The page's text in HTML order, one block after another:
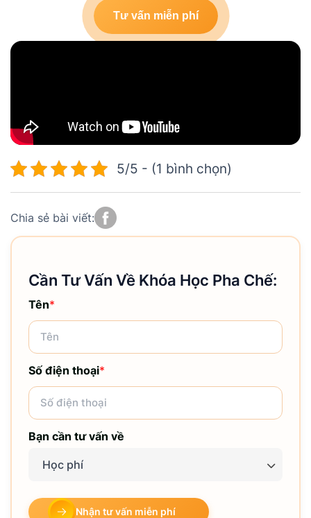
Tư vấn miễn phí
5/5 - (1 bình chọn)
Chia sẻ bài viết:
Cần Tư Vấn Về Khóa Học Pha Chế:
Tên*
Số điện thoại*
Bạn cần tư vấn về
Học phí
Nhận tư vấn miễn phí